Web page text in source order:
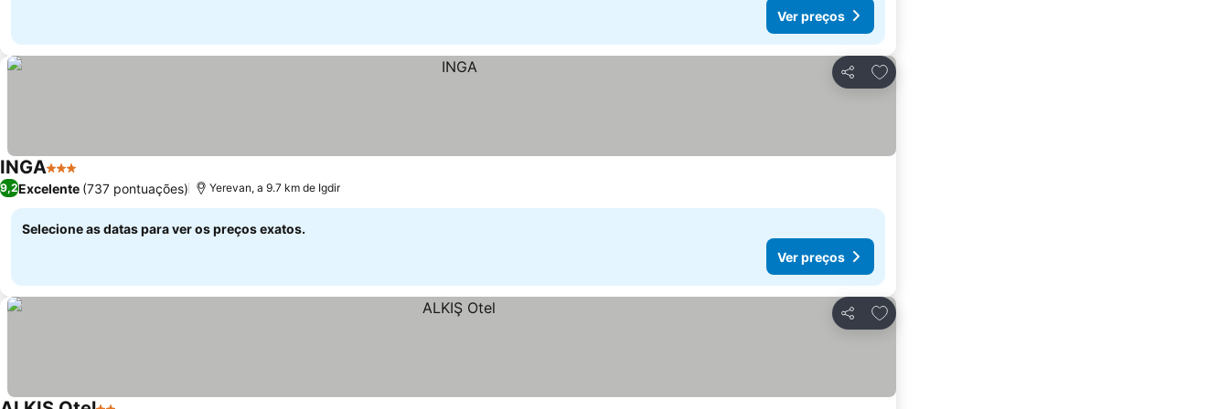
Ver preços
Partilhar
Adicionar aos favoritos
INGA3 Estrelas
9,2Excelente (737 pontuações) Yerevan, a 9.7 km de Igdir
Selecione as datas para ver os preços exatos.
Ver preços
Partilhar
Adicionar aos favoritos